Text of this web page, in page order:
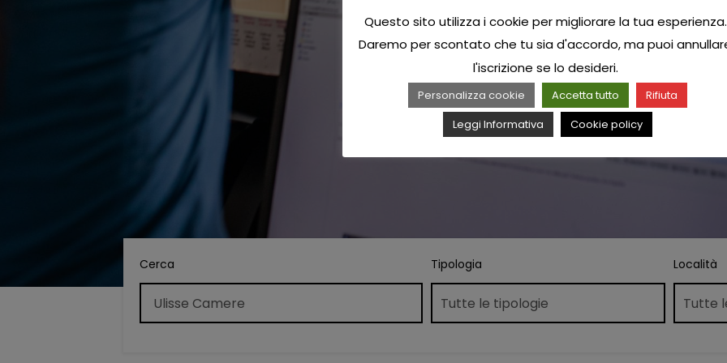
Cerca Tipologia Località
Questo sito utilizza i cookie per migliorare la tua esperienza.
Daremo per scontato che tu sia d'accordo, ma puoi
l'iscrizione se lo desideri.
Personalizza cookie Accetta tutto
Rifiuta
Leggi Informativa
Cookie policy